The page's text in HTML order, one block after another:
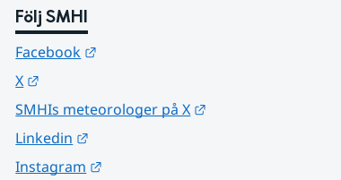
Följ SMHI
Facebook
X
SMHIs meteorologer på X
Linkedin
Instagram